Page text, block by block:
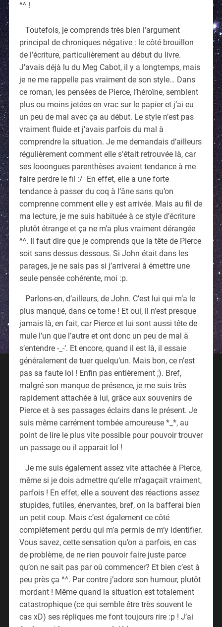
^^ !
Toutefois, je comprends très bien l’argument
principal de chroniques négative : le côté brouillon
de l’écriture, particulièrement au début du livre.
J’avais déjà lu du Meg Cabot, il y a longtemps, mais
je ne me rappelle pas vraiment de son style… Dans
ce roman,les pensées de Pierce, l’héroïne, semblent
plus ou moins jetées en vrac sur le papier et j’ai eu
un peu de mal avec ça au début. Le style n’est pas
vraiment fluide et j’avais parfois du mal à
comprendre la situation. Je me demandais d’ailleurs
régulièrement comment elle s’était retrouvée là, car
ses looongues parenthèses avaient tendance à me
faire perdre le fil :/ En effet, elle a une forte
tendance à passer du coq à l’âne sans qu’on
comprenne comment elle y est arrivée. Mais au fil de
ma lecture, je me suis habituée à ce style d’écriture
plutôt étrange et ça ne m’a plus vraiment dérangée
^^. Il faut dire que je comprends que la tête de Pierce
soit sans dessus dessous. Si John était dans les
parages, je ne sais pas si j’arriverai à émettre une
seule pensée cohérente, moi :p.
Parlons-en, d’ailleurs, de John. C’est lui qui m’a le
plus manqué, dans ce tome ! Et oui, il n’est presque
jamais là, en fait, car Pierce et lui sont aussi tête de
mule l’un que l’autre et ont donc un peu de mal à
s’entendre -_-‘. Et encore, quand il est là, il essaie
généralement de tuer quelqu’un. Mais bon, ce n’est
pas sa faute lol ! Enfin pas entièrement ;). Bref,
malgré son manque de présence, je me suis très
rapidement attachée à lui, grâce aux souvenirs de
Pierce et à ses passages éclairs dans le présent. Je
suis même carrément tombée amoureuse *_*, au
point de lire le plus vite possible pour pouvoir trouver
un passage ou il apparait lol !
Je me suis également assez vite attachée à Pierce,
même si je dois admettre qu’elle m’agaçait vraiment,
parfois ! En effet, elle a souvent des réactions assez
stupides, futiles, énervantes, bref, on la bafferai bien
un petit coup. Mais c’est également ce côté
complètement perdu qui m’a permis de m’y identifier.
Vous savez, cette sensation qu’on a parfois, en cas
de problème, de ne rien pouvoir faire juste parce
qu’on ne sait pas par où commencer? Et bien c’est à
peu près ça ^^. Par contre j’adore son humour, plutôt
mordant ! Même quand la situation est totalement
catastrophique (ce qui semble être très souvent le
cas xD) ses répliques me font toujours rire :p ! J’ai